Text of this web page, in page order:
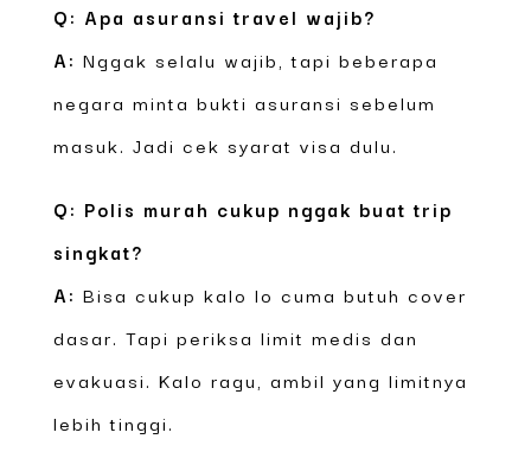
Q: Apa asuransi travel wajib?
A: Nggak selalu wajib, tapi beberapa
negara minta bukti asuransi sebelum
masuk. Jadi cek syarat visa dulu.
Q: Polis murah cukup nggak buat trip
singkat?
A: Bisa cukup kalo lo cuma butuh cover
dasar. Tapi periksa limit medis dan
evakuasi. Kalo ragu, ambil yang limitnya
lebih tinggi.